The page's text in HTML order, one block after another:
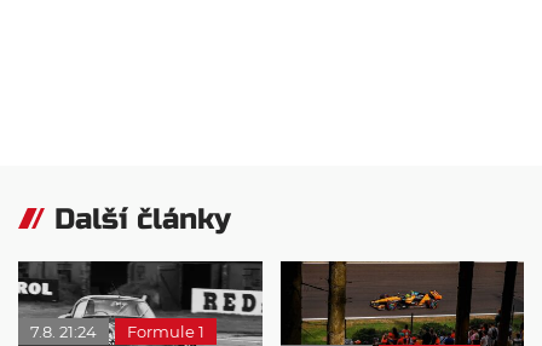
Další články
7.8. 21:24
Formule 1